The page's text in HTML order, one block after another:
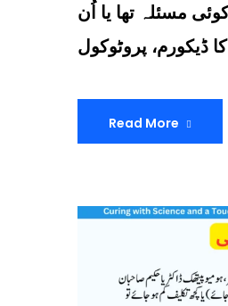
مسئلہ تھا یا اُن
Read More